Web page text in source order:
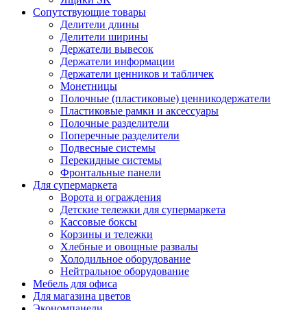
Сопутствующие товары
Делители длины
Делители ширины
Держатели вывесок
Держатели информации
Держатели ценников и табличек
Монетницы
Полочные (пластиковые) ценникодержатели
Пластиковые рамки и аксессуары
Полочные разделители
Поперечные разделители
Подвесные системы
Перекидные системы
Фронтальные панели
Для супермаркета
Ворота и ограждения
Детские тележки для супермаркета
Кассовые боксы
Корзины и тележки
Хлебные и овощные развалы
Холодильное оборудование
Нейтральное оборудование
Мебель для офиса
Для магазина цветов